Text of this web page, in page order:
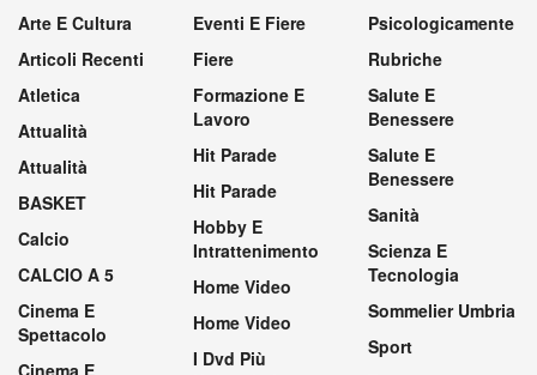
Arte E Cultura
Articoli Recenti
Atletica
Attualità
Attualità
BASKET
Calcio
CALCIO A 5
Cinema E
Spettacolo
Cinema E
Eventi E Fiere
Fiere
Formazione E
Lavoro
Hit Parade
Hit Parade
Hobby E
Intrattenimento
Home Video
Home Video
I Dvd Più
Psicologicamente
Rubriche
Salute E
Benessere
Salute E
Benessere
Sanità
Scienza E
Tecnologia
Sommelier Umbria
Sport